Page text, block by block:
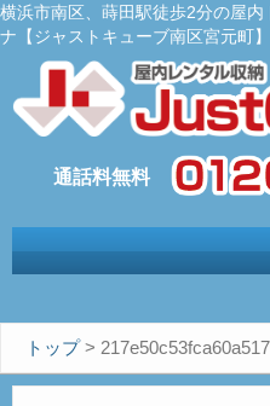
横浜市南区、蒔田駅徒歩2分の屋
ナ【ジャストキューブ南区宮元町】
ト
–
ご利
– User
トップ>